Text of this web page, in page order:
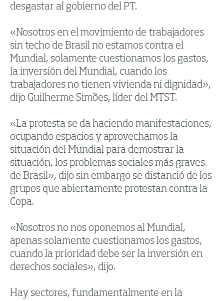
desgastar al gobierno del PT.
«Nosotros en el movimiento de trabajadores
sin techo de Brasil no estamos contra el
Mundial, solamente cuestionamos los gastos,
la inversión del Mundial, cuando los
trabajadores no tienen vivienda ni dignidad»,
dijo Guilherme Simões, líder del MTST.
«La protesta se da haciendo manifestaciones,
ocupando espacios y aprovechamos la
situación del Mundial para demostrar la
situación, los problemas sociales más graves
de Brasil», dijo sin embargo se distanció de los
grupos que abiertamente protestan contra la
Copa.
«Nosotros no nos oponemos al Mundial,
apenas solamente cuestionamos los gastos,
cuando la prioridad debe ser la inversión en
derechos sociales», dijo.
Hay sectores, fundamentalmente en la